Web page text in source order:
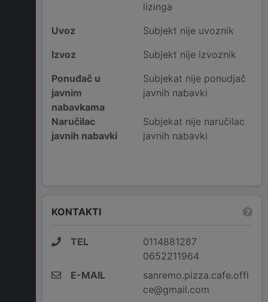
lizinga
Uvoz
Subjekt nije uvoznik
Izvoz
Subjekt nije izvoznik
Ponuđač u
javnim
nabavkama
Subjekat nije ponudjač
javnih nabavki
Naručilac
javnih nabavki
Subjekat nije naručilac
javnih nabavki
KONTAKTI
TEL
0114881287
0652211964
E-MAIL
sanremo.pizza.cafe.offi
ce@gmail.com